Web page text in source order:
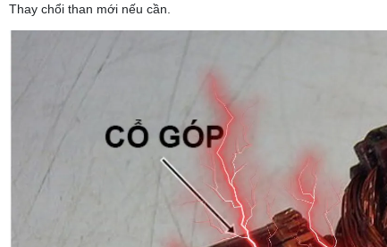
Thay chổi than mới nếu cần.